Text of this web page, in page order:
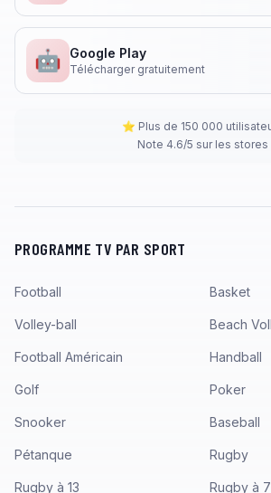
🤖 Google Play
Télécharger gratuitement
⭐ Plus de 150 000
Note 4.6/5 sur les stores
PROGRAMME TV PAR SPORT
Football Basket
Volley-ball Beach
Football Américain Handball
Golf Poker
Snooker Baseball
Pétanque Rugby
Rugby à 13 Rugby à 7